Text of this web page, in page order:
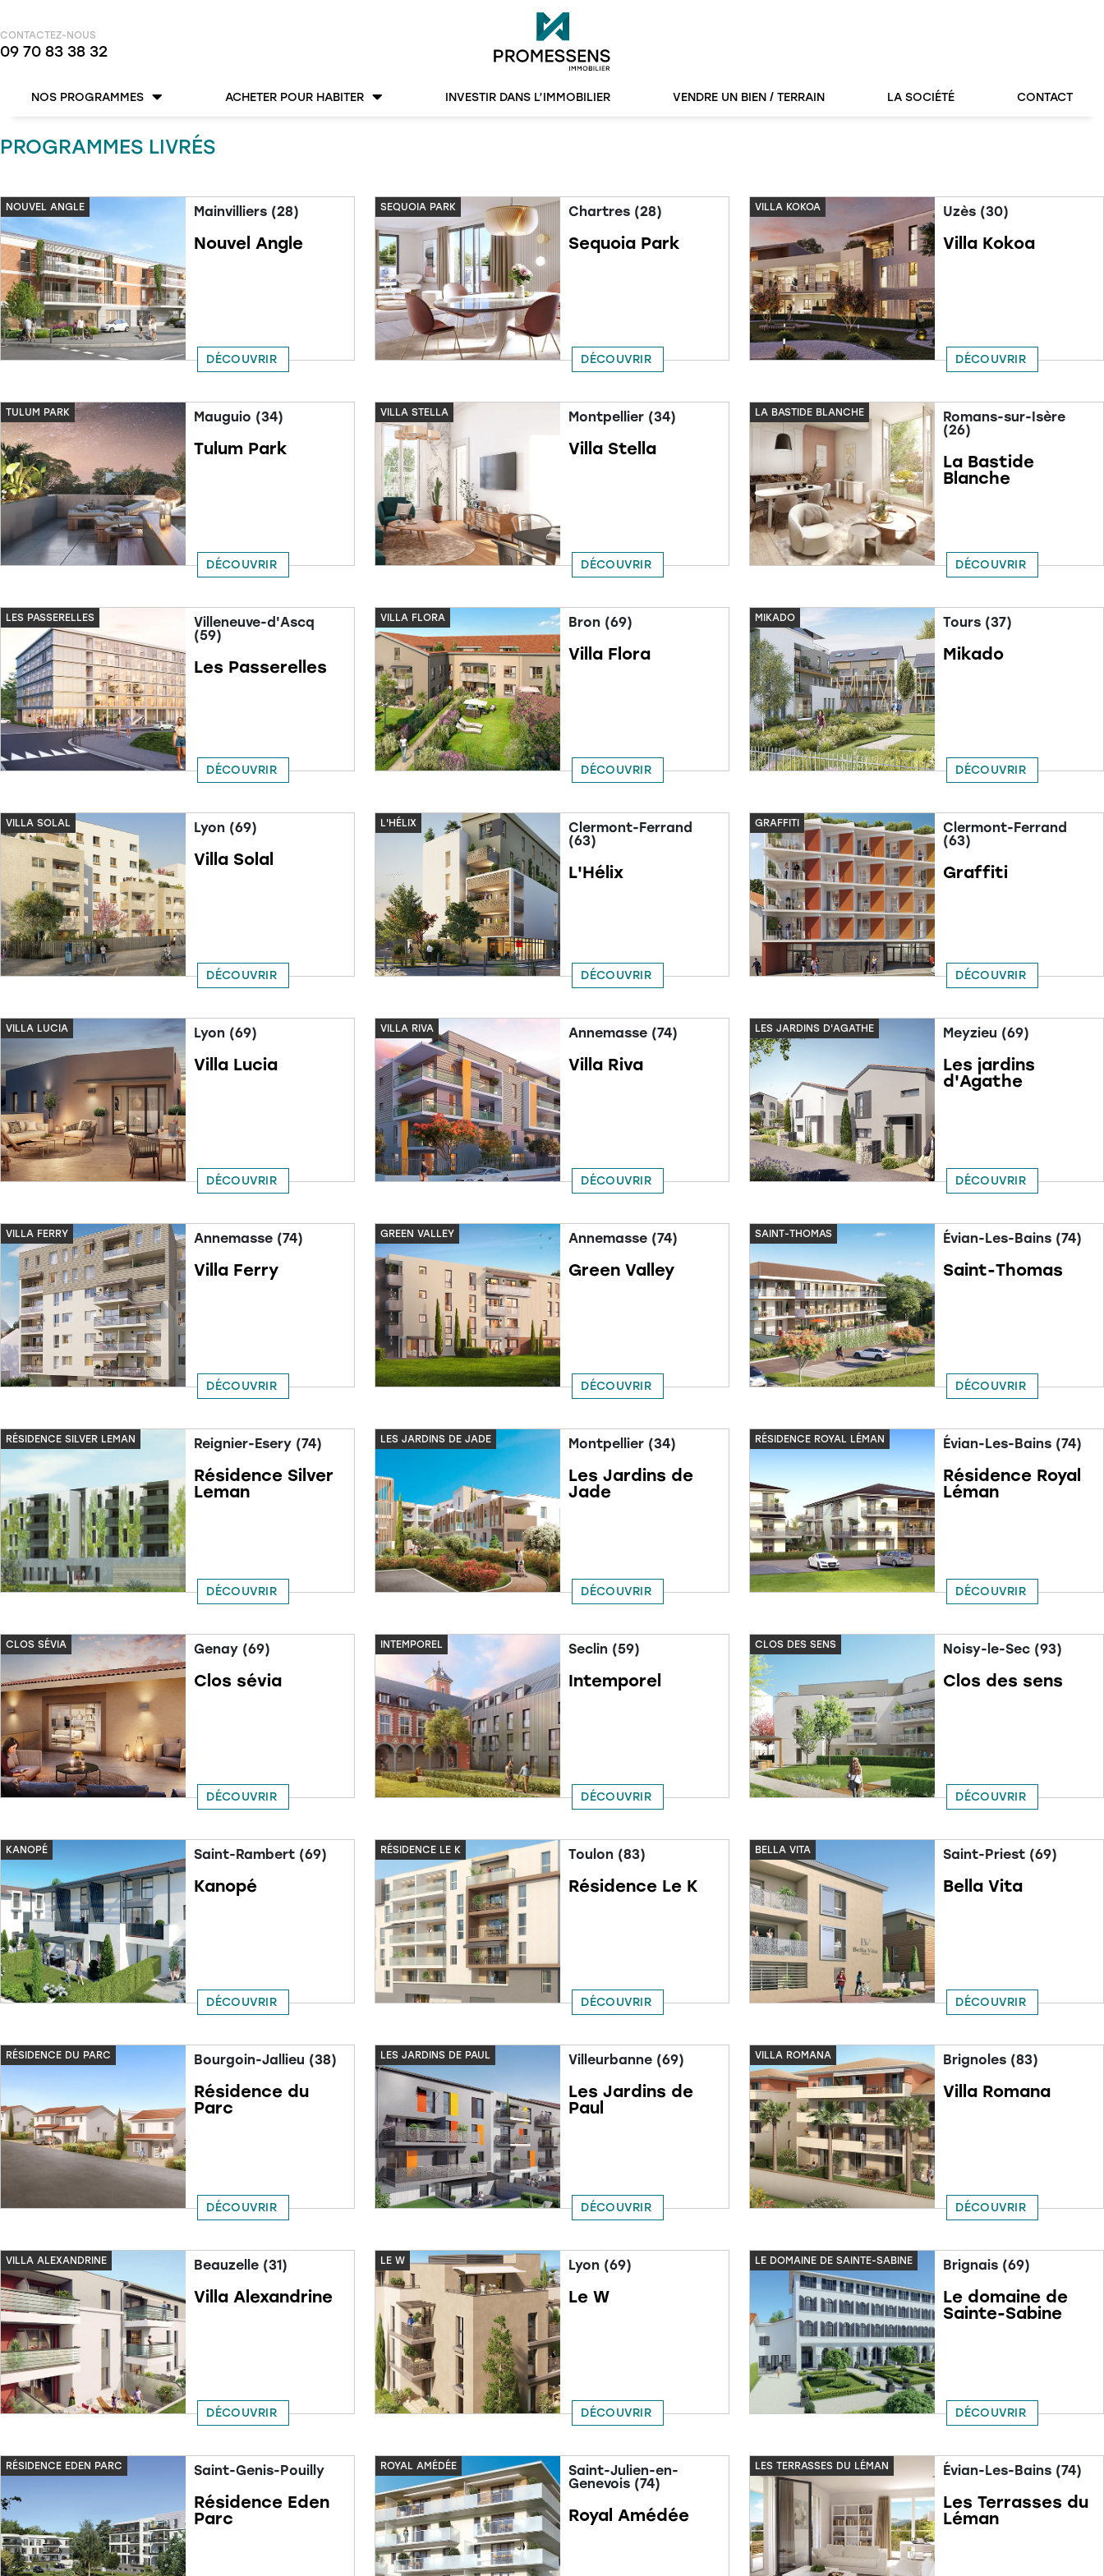
CONTACTEZ-NOUS
09 70 83 38 32
NOS PROGRAMMES ACHETER POUR HABITER INVESTIR DANS L’IMMOBILIER VENDRE UN BIEN / TERRAIN LA SOCIÉTÉ CONTACT
PROGRAMMES LIVRÉS
NOUVEL ANGLE Mainvilliers (28)
Nouvel Angle
DÉCOUVRIR
SEQUOIA PARK Chartres (28)
Sequoia Park
DÉCOUVRIR
VILLA KOKOA Uzès (30)
Villa Kokoa
DÉCOUVRIR
TULUM PARK Mauguio (34)
Tulum Park
DÉCOUVRIR
VILLA STELLA Montpellier (34)
Villa Stella
DÉCOUVRIR
LA BASTIDE BLANCHE
Romans-sur-Isère
(26)
La Bastide
Blanche
DÉCOUVRIR
LES PASSERELLES
Villeneuve-d'Ascq
(59)
Les Passerelles
DÉCOUVRIR
VILLA FLORA Bron (69)
Villa Flora
DÉCOUVRIR
MIKADO Tours (37)
Mikado
DÉCOUVRIR
VILLA SOLAL Lyon (69)
Villa Solal
DÉCOUVRIR
L'HÉLIX
Clermont-Ferrand
(63)
L'Hélix
DÉCOUVRIR
GRAFFITI
Clermont-Ferrand
(63)
Graffiti
DÉCOUVRIR
VILLA LUCIA Lyon (69)
Villa Lucia
DÉCOUVRIR
VILLA RIVA Annemasse (74)
Villa Riva
DÉCOUVRIR
LES JARDINS D'AGATHE Meyzieu (69)
Les jardins
d'Agathe
DÉCOUVRIR
VILLA FERRY Annemasse (74)
Villa Ferry
DÉCOUVRIR
GREEN VALLEY Annemasse (74)
Green Valley
DÉCOUVRIR
SAINT-THOMAS Évian-Les-Bains (74)
Saint-Thomas
DÉCOUVRIR
RÉSIDENCE SILVER LEMAN Reignier-Esery (74)
Résidence Silver
Leman
DÉCOUVRIR
LES JARDINS DE JADE Montpellier (34)
Les Jardins de
Jade
DÉCOUVRIR
RÉSIDENCE ROYAL LÉMAN Évian-Les-Bains (74)
Résidence Royal
Léman
DÉCOUVRIR
CLOS SÉVIA Genay (69)
Clos sévia
DÉCOUVRIR
INTEMPOREL Seclin (59)
Intemporel
DÉCOUVRIR
CLOS DES SENS Noisy-le-Sec (93)
Clos des sens
DÉCOUVRIR
KANOPÉ Saint-Rambert (69)
Kanopé
DÉCOUVRIR
RÉSIDENCE LE K Toulon (83)
Résidence Le K
DÉCOUVRIR
BELLA VITA Saint-Priest (69)
Bella Vita
DÉCOUVRIR
RÉSIDENCE DU PARC Bourgoin-Jallieu (38)
Résidence du
Parc
DÉCOUVRIR
LES JARDINS DE PAUL Villeurbanne (69)
Les Jardins de
Paul
DÉCOUVRIR
VILLA ROMANA Brignoles (83)
Villa Romana
DÉCOUVRIR
VILLA ALEXANDRINE Beauzelle (31)
Villa Alexandrine
DÉCOUVRIR
LE W Lyon (69)
Le W
DÉCOUVRIR
LE DOMAINE DE SAINTE-SABINE Brignais (69)
Le domaine de
Sainte-Sabine
DÉCOUVRIR
RÉSIDENCE EDEN PARC Saint-Genis-Pouilly
Résidence Eden
Parc
ROYAL AMÉDÉE
Saint-Julien-en-
Genevois (74)
Royal Amédée
LES TERRASSES DU LÉMAN Évian-Les-Bains (74)
Les Terrasses du
Léman